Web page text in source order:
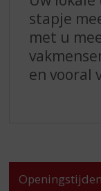
stapje
met u
en vooral
Openingstijden